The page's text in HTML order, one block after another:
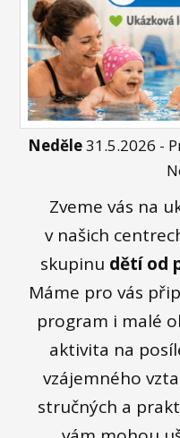
Neděle31.5.2026 -
Zveme vás na
v našich
skupinu dětí od
Máme pro vás
program i malé
aktivita na
vzájemného
stručných a